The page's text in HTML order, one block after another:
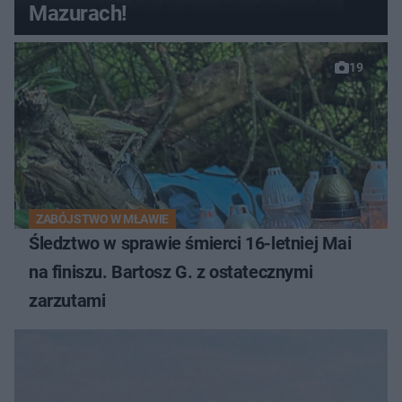
Mazurach!
19
ZABÓJSTWO W MŁAWIE
Śledztwo w sprawie śmierci 16-letniej Mai
na finiszu. Bartosz G. z ostatecznymi
zarzutami